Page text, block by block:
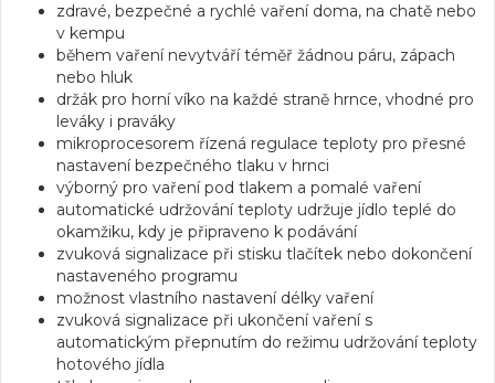
zdravé, bezpečné a rychlé vaření doma, na chatě nebo
v kempu
během vaření nevytváří téměř žádnou páru, zápach
nebo hluk
držák pro horní víko na každé straně hrnce, vhodné pro
leváky i praváky
mikroprocesorem řízená regulace teploty pro přesné
nastavení bezpečného tlaku v hrnci
výborný pro vaření pod tlakem a pomalé vaření
automatické udržování teploty udržuje jídlo teplé do
okamžiku, kdy je připraveno k podávání
zvuková signalizace při stisku tlačítek nebo dokončení
nastaveného programu
možnost vlastního nastavení délky vaření
zvuková signalizace při ukončení vaření s
automatickým přepnutím do režimu udržování teploty
hotového jídla